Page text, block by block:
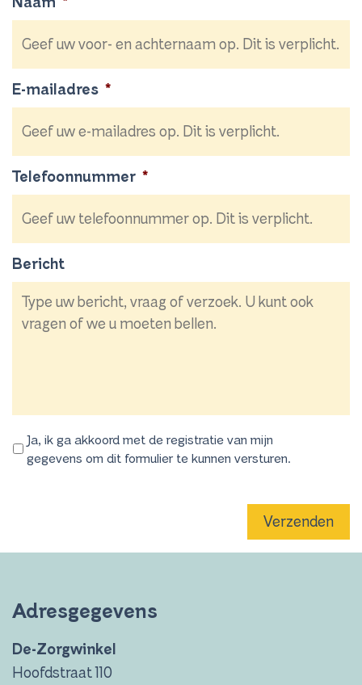
E-mailadres *
Telefoonnummer *
Bericht
Ja, ik ga akkoord met de registratie van mijn
gegevens om dit formulier te kunnen versturen.
Verzenden
Adresgegevens
De-Zorgwinkel
Hoofdstraat 110